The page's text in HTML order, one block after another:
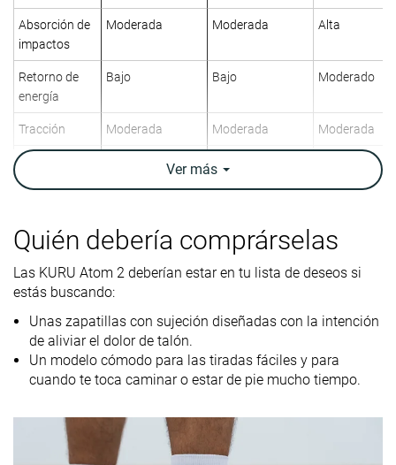
Absorción de
impactos
Moderada Moderada Alta
Retorno de
energía
Bajo Bajo Moderado
Tracción Moderada Moderada Moderada
Arch support
Peso
Peso marca
12.9 oz / 366g 15 oz / 424g 10.5 oz / 298g
Drop
laboratorio
13.9 mm 15.6 mm 13.9 mm
Técnica de
carrera
Talón
Tallan bien
Rigidez de la
mediasuela
Ver más
Quién debería comprárselas
Las KURU Atom 2 deberían estar en tu lista de deseos si
estás buscando:
Unas zapatillas con sujeción diseñadas con la intención
de aliviar el dolor de talón.
Un modelo cómodo para las tiradas fáciles y para
cuando te toca caminar o estar de pie mucho tiempo.